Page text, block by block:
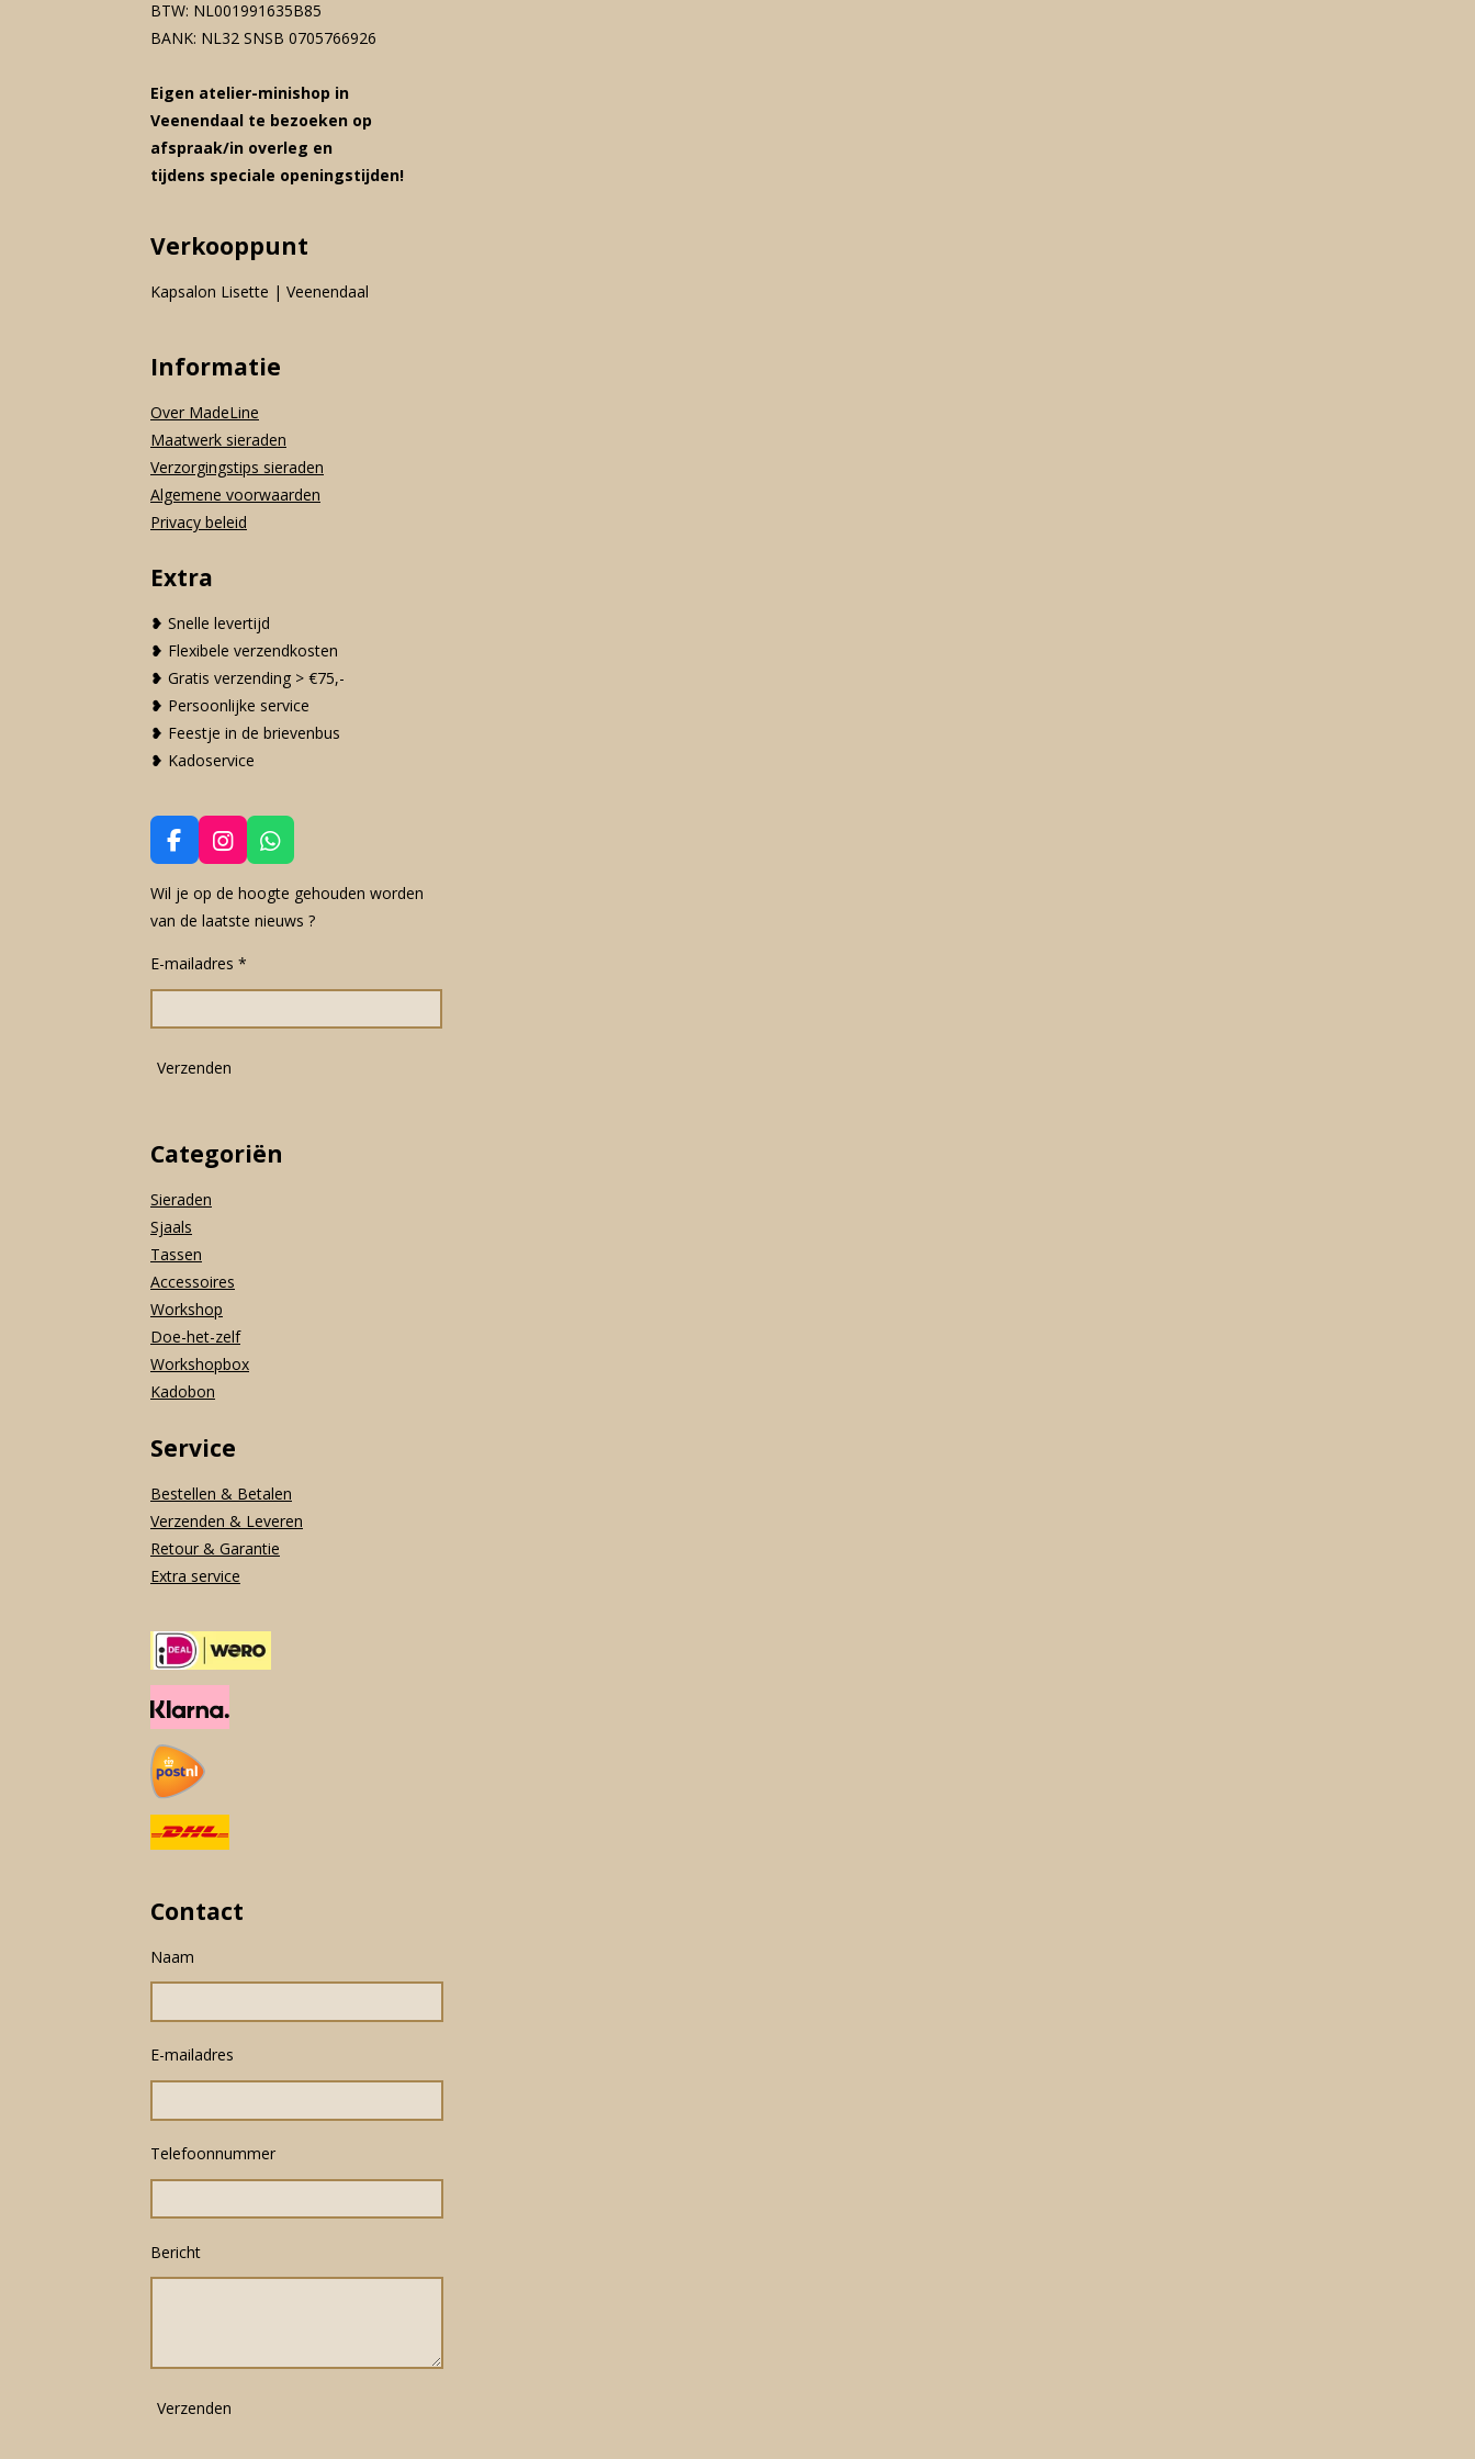
BTW: NL001991635B85
BANK: NL32 SNSB 0705766926
Eigen atelier-minishop in
Veenendaal te bezoeken op
afspraak/in overleg en
tijdens speciale openingstijden!
Verkooppunt
Kapsalon Lisette | Veenendaal
Informatie
Over MadeLine
Maatwerk sieraden
Verzorgingstips sieraden
Algemene voorwaarden
Privacy beleid
Extra
❥ Snelle levertijd
❥ Flexibele verzendkosten
❥ Gratis verzending > €75,-
❥ Persoonlijke service
❥ Feestje in de brievenbus
❥ Kadoservice
F
a
c
e
o
o
I
n
s
t
g
r
m
W
h
a
t
p
Wil je op de hoogte gehouden worden
van de laatste nieuws ?
E-mailadres *
Verzenden
Categoriën
Sieraden
Sjaals
Tassen
Accessoires
Workshop
Doe-het-zelf
Workshopbox
Kadobon
Service
Bestellen & Betalen
Verzenden & Leveren
Retour & Garantie
Extra service
Contact
Naam
E-mailadres
Telefoonnummer
Bericht
Verzenden